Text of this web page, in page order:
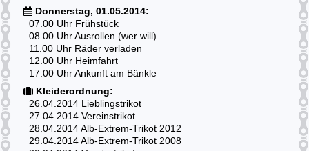
Donnerstag, 01.05.2014:
07.00 Uhr Frühstück
08.00 Uhr Ausrollen (wer will)
11.00 Uhr Räder verladen
12.00 Uhr Heimfahrt
17.00 Uhr Ankunft am Bänkle
Kleiderordnung:
26.04.2014 Lieblingstrikot
27.04.2014 Vereinstrikot
28.04.2014 Alb-Extrem-Trikot 2012
29.04.2014 Alb-Extrem-Trikot 2008